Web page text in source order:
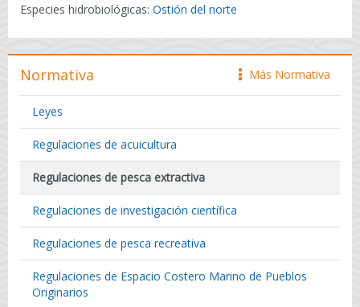
Especies hidrobiológicas: Ostión del norte
icono
Más Normativa
Normativa
Leyes
Regulaciones de acuicultura
Regulaciones de pesca extractiva
Regulaciones de investigación científica
Regulaciones de pesca recreativa
Regulaciones de Espacio Costero Marino de Pueblos
Originarios